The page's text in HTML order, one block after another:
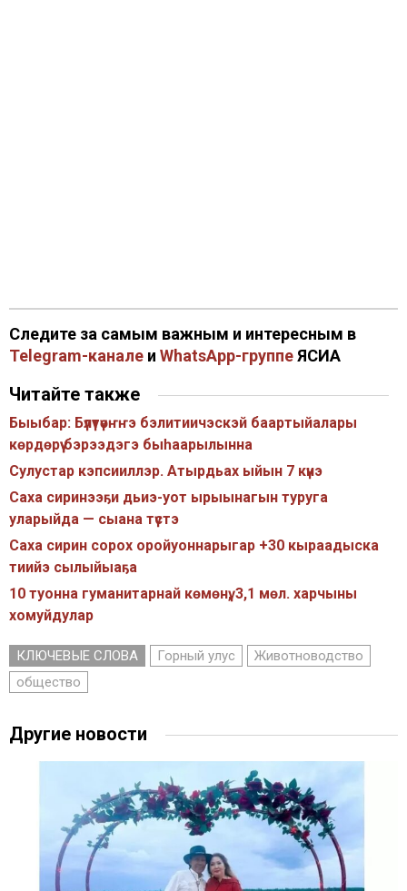
Следите за самым важным и интересным в
Telegram-канале и WhatsApp-группеЯСИА
Читайте также
Быыбар: Бүлүтүөҥҥэ бэлитиичэскэй баартыйалары
көрдөрүү бэрээдэгэ быһаарылынна
Сулустар кэпсииллэр. Атырдьах ыйын 7 күнэ
Саха сиринээҕи дьиэ-уот ырыынагын туруга
уларыйда — сыана түстэ
Саха сирин сорох оройуоннарыгар +30 кыраадыска
тиийэ сылыйыаҕа
10 туонна гуманитарнай көмөнү, 3,1 мөл. харчыны
хомуйдулар
КЛЮЧЕВЫЕ СЛОВА Горный улус
Животноводство
общество
Другие новости